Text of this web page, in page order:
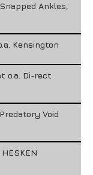
Ankles,
Kensington
o.a. Di-rect
Void